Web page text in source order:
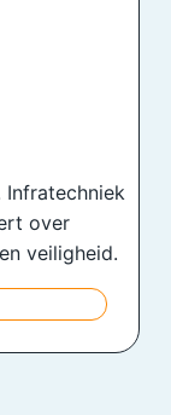
Infratechniek
over
veiligheid.